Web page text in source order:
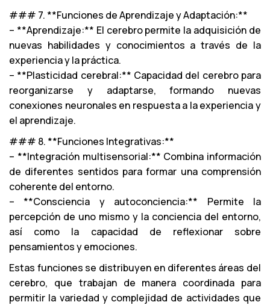
### 7. **Funciones de Aprendizaje y Adaptación:**
– **Aprendizaje:** El cerebro permite la adquisición de
nuevas habilidades y conocimientos a través de la
experiencia y la práctica.
– **Plasticidad cerebral:** Capacidad del cerebro para
reorganizarse y adaptarse, formando nuevas
conexiones neuronales en respuesta a la experiencia y
el aprendizaje.
### 8. **Funciones Integrativas:**
– **Integración multisensorial:** Combina información
de diferentes sentidos para formar una comprensión
coherente del entorno.
– **Consciencia y autoconciencia:** Permite la
percepción de uno mismo y la conciencia del entorno,
así como la capacidad de reflexionar sobre
pensamientos y emociones.
Estas funciones se distribuyen en diferentes áreas del
cerebro, que trabajan de manera coordinada para
permitir la variedad y complejidad de actividades que